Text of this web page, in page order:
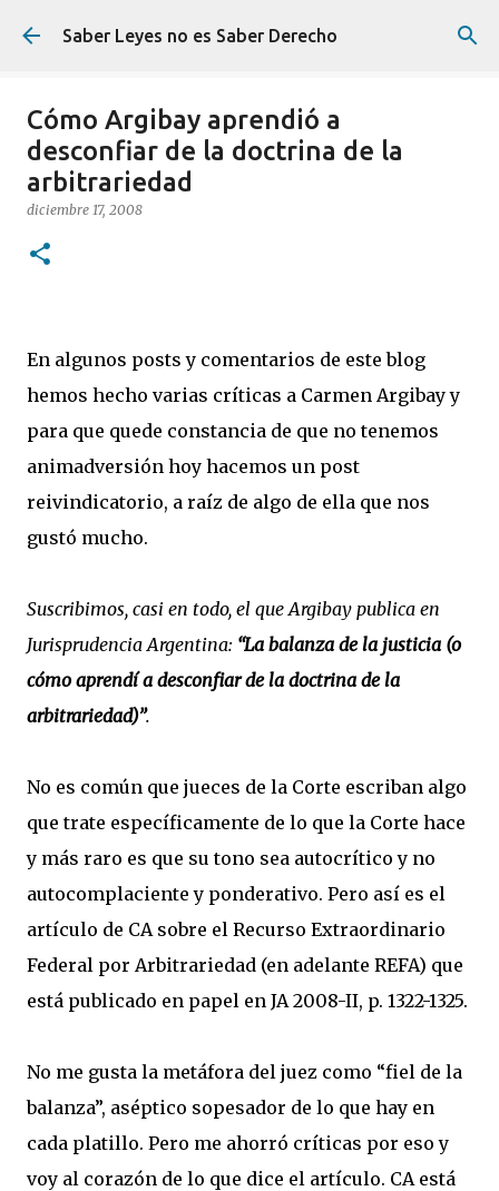
Ir al contenido principal
Saber Leyes no es Saber Derecho
Cómo Argibay aprendió a
desconfiar de la doctrina de la
arbitrariedad
diciembre 17, 2008
En algunos posts y comentarios de este blog
hemos hecho varias críticas a Carmen Argibay y
para que quede constancia de que no tenemos
animadversión hoy hacemos un post
reivindicatorio, a raíz de algo de ella que nos
gustó mucho.
Suscribimos, casi en todo, el que Argibay publica en
Jurisprudencia Argentina: “La balanza de la justicia (o
cómo aprendí a desconfiar de la doctrina de la
arbitrariedad)”.
No es común que jueces de la Corte escriban algo
que trate específicamente de lo que la Corte hace
y más raro es que su tono sea autocrítico y no
autocomplaciente y ponderativo. Pero así es el
artículo de CA sobre el Recurso Extraordinario
Federal por Arbitrariedad (en adelante REFA) que
está publicado en papel en JA 2008-II, p. 1322-1325.
No me gusta la metáfora del juez como “fiel de la
balanza”, aséptico sopesador de lo que hay en
cada platillo. Pero me ahorró críticas por eso y
voy al corazón de lo que dice el artículo. CA está